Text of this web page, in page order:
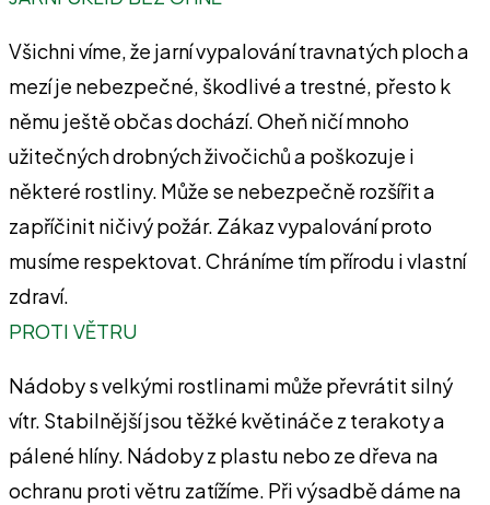
Všichni víme, že jarní vypalování travnatých ploch a
mezí je nebezpečné, škodlivé a trestné, přesto k
němu ještě občas dochází. Oheň ničí mnoho
užitečných drobných živočichů a poškozuje i
některé rostliny. Může se nebezpečně rozšířit a
zapříčinit ničivý požár. Zákaz vypalování proto
musíme respektovat. Chráníme tím přírodu i vlastní
zdraví.
PROTI VĚTRU
Nádoby s velkými rostlinami může převrátit silný
vítr. Stabilnější jsou těžké květináče z terakoty a
pálené hlíny. Nádoby z plastu nebo ze dřeva na
ochranu proti větru zatížíme. Při výsadbě dáme na